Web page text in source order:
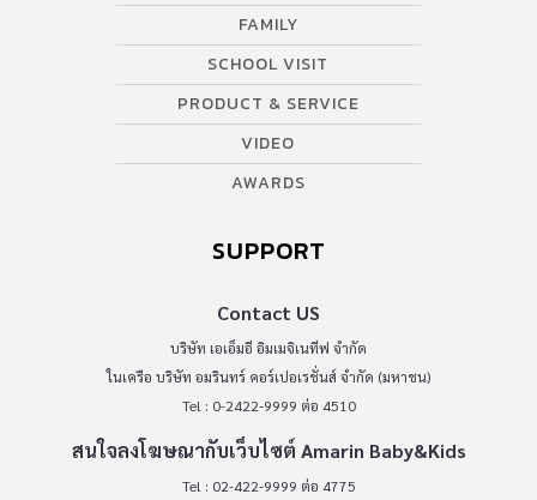
FAMILY
SCHOOL VISIT
PRODUCT & SERVICE
VIDEO
AWARDS
SUPPORT
Contact US
บริษัท เอเอ็มอี อิมเมจิเนทีฟ จำกัด
ในเครือ บริษัท อมรินทร์ คอร์เปอเรชั่นส์ จำกัด (มหาชน)
Tel : 0-2422-9999 ต่อ 4510
สนใจลงโฆษณากับเว็บไซต์ Amarin Baby&Kids
Tel : 02-422-9999 ต่อ 4775